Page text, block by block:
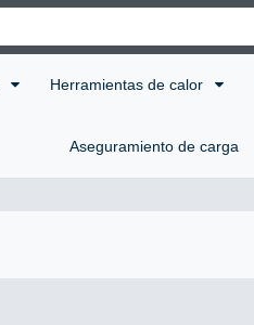
Herramientas de calor
Aseguramiento de carga